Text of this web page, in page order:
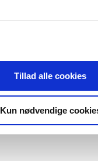
Tillad alle cookies
Kun nødvendige